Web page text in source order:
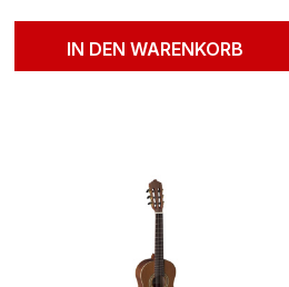
IN DEN WARENKORB